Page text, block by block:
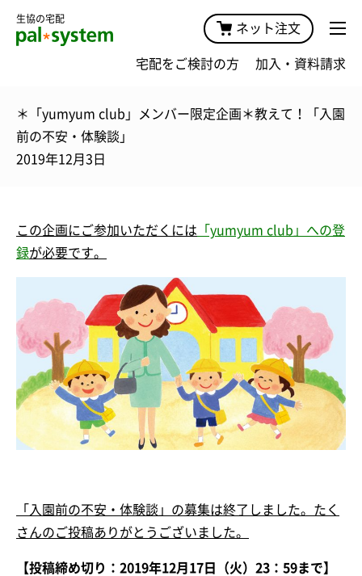
生協の宅配
ネット注文
宅配をご検討の方 加入・資料請求
＊「yumyum club」メンバー限定企画＊教えて！「入園
前の不安・体験談」
2019年12月3日
この企画にご参加いただくには 「yumyum club」への登
録が必要です。
「入園前の不安・体験談」の募集は終了しました。たく
さんのご投稿ありがとうございました。
【投稿締め切り：2019年12月17日（火）23：59まで】